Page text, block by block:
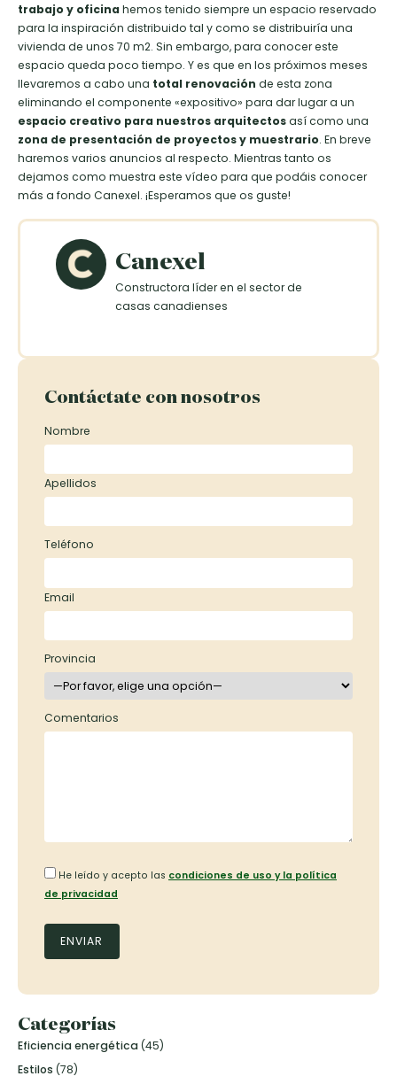
trabajo y oficinahemos tenido siempre un espacio reservado
para la inspiración distribuido tal y como se distribuiría una
vivienda de unos 70 m2. Sin embargo, para conocer este
espacio queda poco tiempo. Y es que en los próximos meses
llevaremos a cabo una total renovación de esta zona
eliminando el componente «expositivo» para dar lugar a un
espacio creativo para nuestros arquitectosasí como una
zona de presentación de proyectos y muestrario. En breve
haremos varios anuncios al respecto. Mientras tanto os
dejamos como muestra este vídeo para que podáis conocer
más a fondo Canexel. ¡Esperamos que os guste!
Canexel
Constructora líder en el sector de
casas canadienses
Contáctate con nosotros
Nombre
Apellidos
Teléfono
Email
Provincia
Comentarios
He leído y acepto las condiciones de uso y la política
de privacidad
Categorías
Eficiencia energética(45)
Estilos (78)